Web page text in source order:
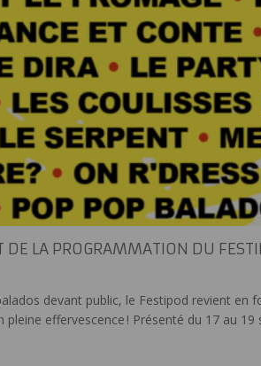
DE LA PROGRAMMATION DU
devant public, le Festipod revient en
pleine effervescence ! Présenté du 17 au